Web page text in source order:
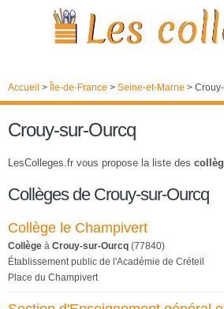
Accueil > Île-de-France > Seine-et-Marne >
Crouy-sur-Ourcq
LesColleges.fr vous propose la liste des
Collèges de Crouy-sur-Ourcq
Collège le Champivert
Collège à Crouy-sur-Ourcq (77840)
Établissement public de l'Académie de Créteil
Place du Champivert